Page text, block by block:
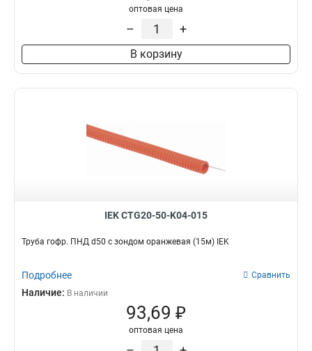
оптовая цена
– +
В корзину
IEK CTG20-50-K04-015
Труба гофр. ПНД d50 с зондом оранжевая (15м) IEK
Подробнее Сравнить
Наличие: В наличии
93,69 ₽
оптовая цена